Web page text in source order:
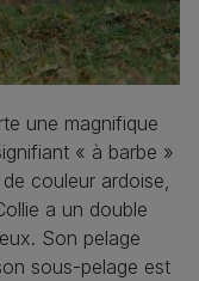
une magnifique
« à barbe »
couleur ardoise,
a un double
Son pelage
sous-pelage est